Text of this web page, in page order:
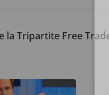
la Tripartite Free